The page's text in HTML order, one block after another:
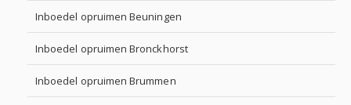
Inboedel opruimen Beuningen
Inboedel opruimen Bronckhorst
Inboedel opruimen Brummen